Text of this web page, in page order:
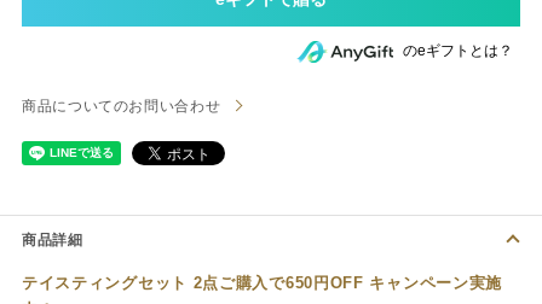
のeギフトとは？
商品についてのお問い合わせ
商品詳細
テイスティングセット 2点ご購入で650円OFF キャンペーン実施